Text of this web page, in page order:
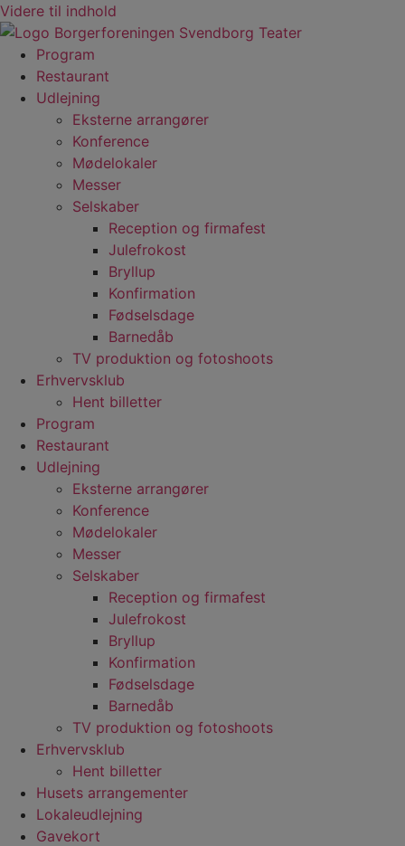
Videre til indhold
Program
Restaurant
Udlejning
Eksterne arrangører
Konference
Mødelokaler
Messer
Selskaber
Reception og firmafest
Julefrokost
Bryllup
Konfirmation
Fødselsdage
Barnedåb
TV produktion og fotoshoots
Erhvervsklub
Hent billetter
Program
Restaurant
Udlejning
Eksterne arrangører
Konference
Mødelokaler
Messer
Selskaber
Reception og firmafest
Julefrokost
Bryllup
Konfirmation
Fødselsdage
Barnedåb
TV produktion og fotoshoots
Erhvervsklub
Hent billetter
Husets arrangementer
Lokaleudlejning
Gavekort